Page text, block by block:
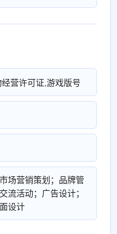
营许可证,游戏版号
场营销策划；品牌管
流活动；广告设计；
设计